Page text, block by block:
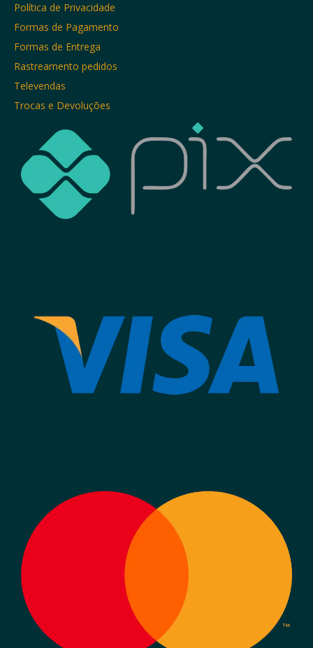
Política de Privacidade
Formas de Pagamento
Formas de Entrega
Rastreamento pedidos
Televendas
Trocas e Devoluções